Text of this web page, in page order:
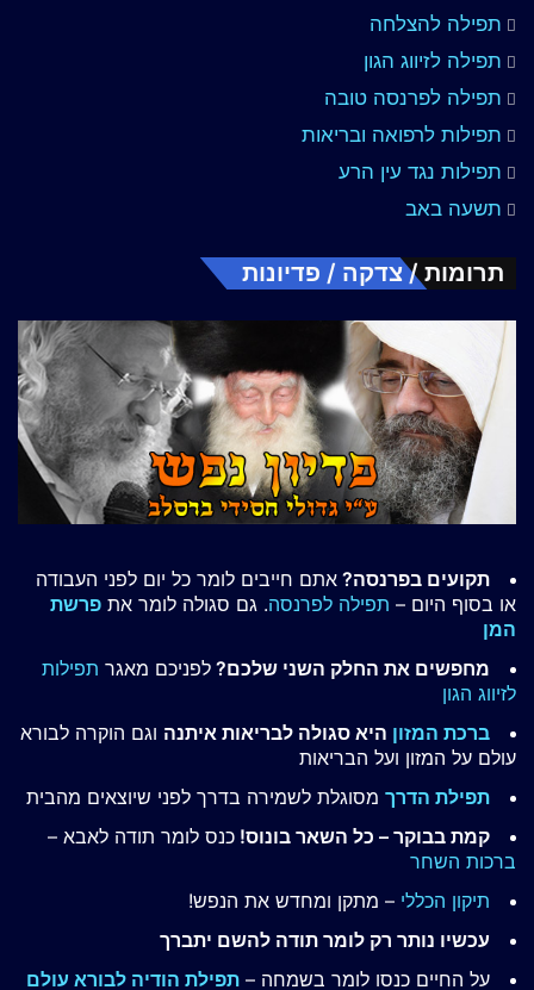
תפילה להצלחה
תפילה לזיווג הגון
תפילה לפרנסה טובה
תפילות לרפואה ובריאות
תפילות נגד עין הרע
תשעה באב
תרומות / צדקה / פדיונות
תקועים בפרנסה? אתם חייבים לומר כל יום לפני העבודה
או בסוף היום – תפילה לפרנסה. גם סגולה לומר את פרשת
המן
מחפשים את החלק השני שלכם? לפניכם מאגר תפילות
לזיווג הגון
ברכת המזון היא סגולה לבריאות איתנה וגם הוקרה לבורא
עולם על המזון ועל הבריאות
תפילת הדרך מסוגלת לשמירה בדרך לפני שיוצאים מהבית
קמת בבוקר – כל השאר בונוס! כנס לומר תודה לאבא –
ברכות השחר
תיקון הכללי – מתקן ומחדש את הנפש!
עכשיו נותר רק לומר תודה להשם יתברך
על החיים כנסו לומר בשמחה – תפילת הודיה לבורא עולם